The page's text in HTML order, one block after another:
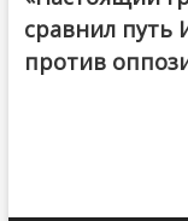
сравнил путь
против